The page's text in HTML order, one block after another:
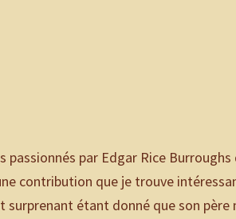
par Edgar Rice
contribution que je trouve
surprenant étant donné que son